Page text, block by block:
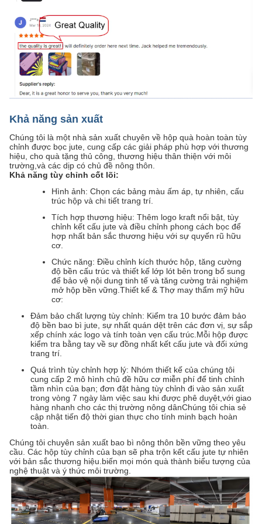
Khả năng sản xuất
Chúng tôi là một nhà sản xuất chuyên về hộp quà hoàn toàn tùy
chỉnh được bọc jute, cung cấp các giải pháp phù hợp với thương
hiệu, cho quà tặng thủ công, thương hiệu thân thiện với môi
trường,và các dịp có chủ đề nông thôn.
Khả năng tùy chỉnh cốt lõi:
Hình ảnh: Chọn các bảng màu ấm áp, tự nhiên, cấu
trúc hộp và chi tiết trang trí.
Tích hợp thương hiệu: Thêm logo kraft nổi bật, tùy
chỉnh kết cấu jute và điều chỉnh phong cách bọc để
hợp nhất bản sắc thương hiệu với sự quyến rũ hữu
cơ.
Chức năng: Điều chỉnh kích thước hộp, tăng cường
độ bền cấu trúc và thiết kế lớp lót bên trong bổ sung
để bảo vệ nội dung tinh tế và tăng cường trải nghiệm
mở hộp bền vững.Thiết kế & Thợ may thẩm mỹ hữu
cơ:
Đảm bảo chất lượng tùy chỉnh: Kiểm tra 10 bước đảm bảo
độ bền bao bì jute, sự nhất quán dệt trên các đơn vị, sự sắp
xếp chính xác logo và tính toàn vẹn cấu trúc.Mỗi hộp được
kiểm tra bằng tay về sự đồng nhất kết cấu jute và đối xứng
trang trí.
Quá trình tùy chỉnh hợp lý: Nhóm thiết kế của chúng tôi
cung cấp 2 mô hình chủ đề hữu cơ miễn phí để tinh chỉnh
tầm nhìn của bạn; đơn đặt hàng tùy chỉnh đi vào sản xuất
trong vòng 7 ngày làm việc sau khi được phê duyệt,với giao
hàng nhanh cho các thị trường nông dânChúng tôi chia sẻ
cập nhật tiến độ thời gian thực cho tính minh bạch hoàn
toàn.
Chúng tôi chuyên sản xuất bao bì nông thôn bền vững theo yêu
cầu. Các hộp tùy chỉnh của bạn sẽ pha trộn kết cấu jute tự nhiên
với bản sắc thương hiệu.biến mọi món quà thành biểu tượng của
nghệ thuật và ý thức môi trường.